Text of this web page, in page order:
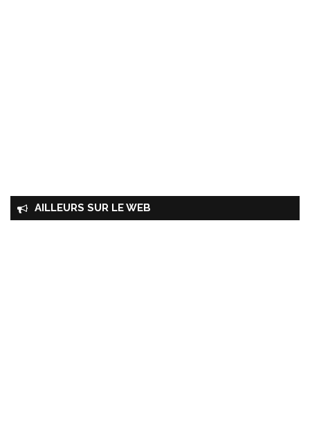
AILLEURS SUR LE WEB